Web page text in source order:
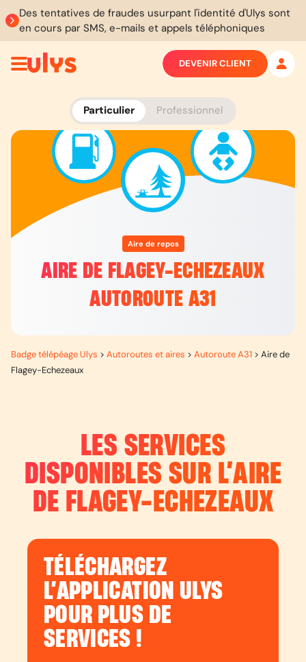
Des tentatives de fraudes usurpant l'identité d'Ulys sont
en cours par SMS, e-mails et appels téléphoniques
Particulier Professionnel
DEVENIR CLIENT
Aire de repos
AIRE DE FLAGEY-ECHEZEAUX
AUTOROUTE A31
Badge télépéage Ulys > Autoroutes et aires > Autoroute A31 > Aire de
Flagey-Echezeaux
LES SERVICES
DISPONIBLES SUR L’AIRE
DE FLAGEY-ECHEZEAUX
TÉLÉCHARGEZ
L’APPLICATION ULYS
POUR PLUS DE
SERVICES !